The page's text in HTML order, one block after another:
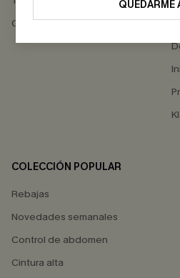
QUEDARME
Comentarios de Clientes
COLECCIÓN POPULAR
Rebajas
Novedades semanales
Control de abdomen
Cintura alta